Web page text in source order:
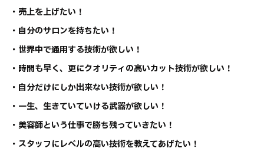
・売上を上げたい！
・自分のサロンを持ちたい！
・世界中で通用する技術が欲しい！
・時間も早く、更にクオリティの高いカット技術が欲しい！
・自分だけにしか出来ない技術が欲しい！
・一生、生きていていける武器が欲しい！
・美容師という仕事で勝ち残っていきたい！
・スタッフにレベルの高い技術を教えてあげたい！